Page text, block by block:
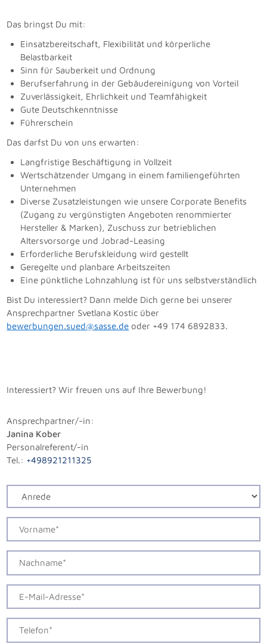
Das bringst Du mit:
Einsatzbereitschaft, Flexibilität und körperliche
Belastbarkeit
Sinn für Sauberkeit und Ordnung
Berufserfahrung in der Gebäudereinigung von Vorteil
Zuverlässigkeit, Ehrlichkeit und Teamfähigkeit
Gute Deutschkenntnisse
Führerschein
Das darfst Du von uns erwarten:
Langfristige Beschäftigung in Vollzeit
Wertschätzender Umgang in einem familiengeführten
Unternehmen
Diverse Zusatzleistungen wie unsere Corporate Benefits
(Zugang zu vergünstigten Angeboten renommierter
Hersteller & Marken), Zuschuss zur betrieblichen
Altersvorsorge und Jobrad-Leasing
Erforderliche Berufskleidung wird gestellt
Geregelte und planbare Arbeitszeiten
Eine pünktliche Lohnzahlung ist für uns selbstverständlich
Bist Du interessiert? Dann melde Dich gerne bei unserer
Ansprechpartner Svetlana Kostic über
bewerbungen.sued@sasse.de oder +49 174 6892833.
Interessiert? Wir freuen uns auf Ihre Bewerbung!
Ansprechpartner/-in:
Janina Kober
Personalreferent/-in
Tel.: +498921211325